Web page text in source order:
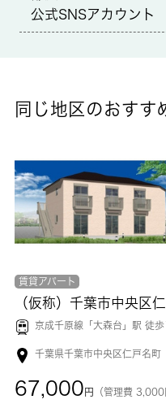
の当社なら、きっと満足し
公式SNSアカウント
同じ地区のおすす
賃貸アパート
京成千原線「 大森台 」駅 徒
千葉県千葉市中央区仁戸名町
67,000 円 （管理費 3,000